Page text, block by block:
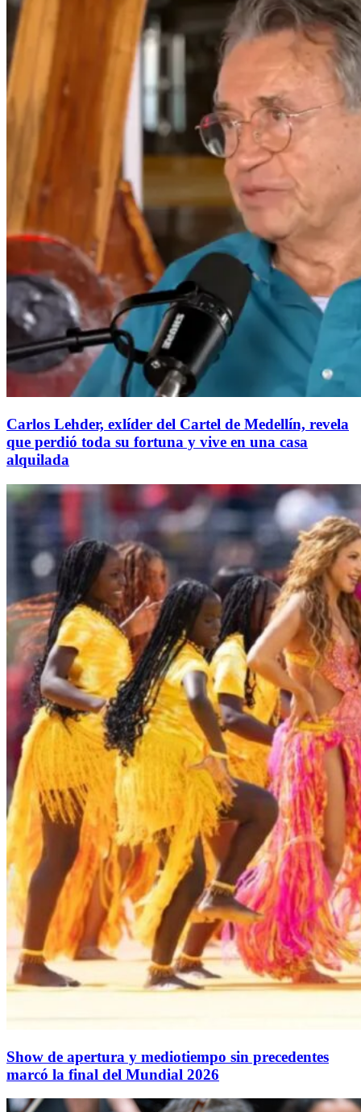
Carlos Lehder, exlíder del Cartel de Medellín, revela
que perdió toda su fortuna y vive en una casa
alquilada
Show de apertura y mediotiempo sin precedentes
marcó la final del Mundial 2026